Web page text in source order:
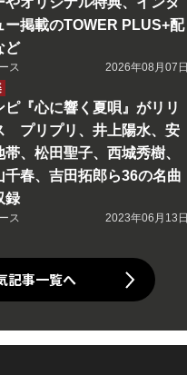
ー掲載のTOWER PLUS+配
ど
ス
2026年08月07日
ピ『心に響く夏唄』がリリ
プリプリ、井上陽水、安
帯、松田聖子、西城秀樹、
千春、吉田拓郎ら36の名曲
録
ス 2023年06月13日
記事一覧へ